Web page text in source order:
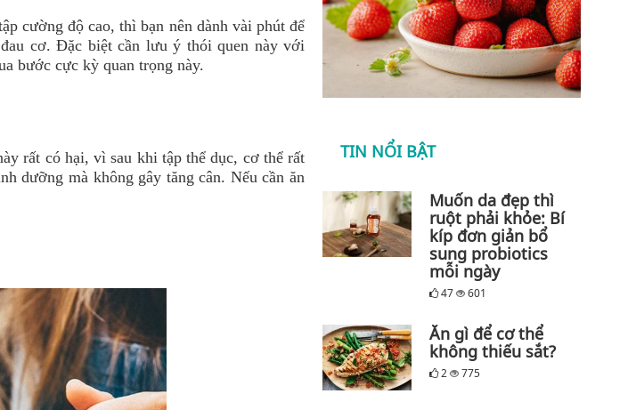
cường độ cao, thì bạn nên dành vài phút để
cơ. Đặc biệt cần lưu ý thói quen này với
bước cực kỳ quan trọng này.
rất có hại, vì sau khi tập thể dục, cơ thể rất
dưỡng mà không gây tăng cân. Nếu cần ăn
TIN NỔI BẬT
Muốn da đẹp thì
ruột phải khỏe: Bí
kíp đơn giản bổ
sung probiotics
mỗi ngày
47 601
Ăn gì để cơ thể
không thiếu sắt?
2 775